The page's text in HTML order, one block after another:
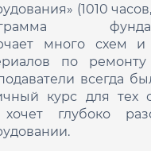
(1010
много схем
по
всегда
курс для тех
глубоко